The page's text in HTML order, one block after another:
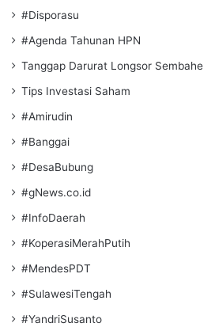
#Disporasu
#Agenda Tahunan HPN
Tanggap Darurat Longsor Sembahe
Tips Investasi Saham
#Amirudin
#Banggai
#DesaBubung
#gNews.co.id
#InfoDaerah
#KoperasiMerahPutih
#MendesPDT
#SulawesiTengah
#YandriSusanto